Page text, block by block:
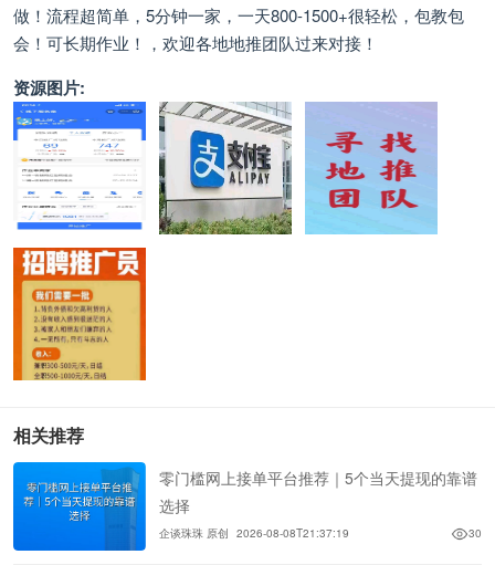
做！流程超简单，5分钟一家，一天800-1500+很轻松，包教包
会！可长期作业！，欢迎各地地推团队过来对接！
资源图片:
相关推荐
零门槛网上接单平台推荐｜5个当天提现的靠谱
选择
企谈珠珠 原创 2026-08-08T21:37:19 30